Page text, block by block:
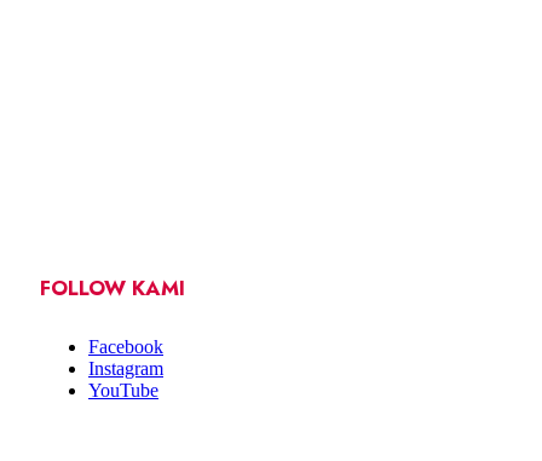
FOLLOW KAMI
Facebook
Instagram
YouTube